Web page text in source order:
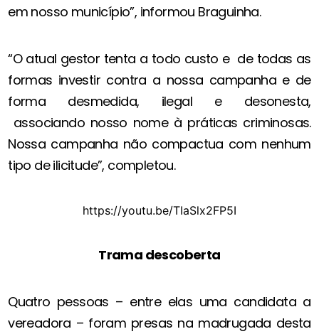
em nosso município”, informou Braguinha.
“O atual gestor tenta a todo custo e de todas as
formas investir contra a nossa campanha e de
forma desmedida, ilegal e desonesta,
associando nosso nome à práticas criminosas.
Nossa campanha não compactua com nenhum
tipo de ilicitude”, completou.
https://youtu.be/TIaSlx2FP5I
Trama descoberta
Quatro pessoas – entre elas uma candidata a
vereadora – foram presas na madrugada desta